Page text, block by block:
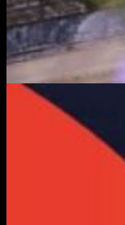
Sociales
Premios